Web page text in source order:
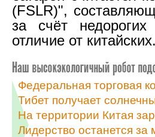
(FSLR)",
за счёт недорогих
отличие от китайских.
Федеральная торговая
Тибет получает
На территории Китая
Лидерство останется